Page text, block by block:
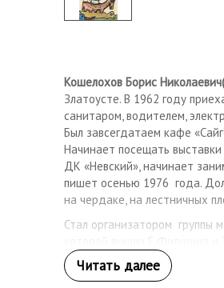
Кошелохов Борис
Златоусте. В 1962 году
санитаром, водителем,
Был завсегдатаем кафе
Начинает посещать
ДК «Невский», начинает
пишет осенью 1976 года.
на чердаке, на лестничных
Стал организатором группы
Участник Венецианской
скульптурой, созданием